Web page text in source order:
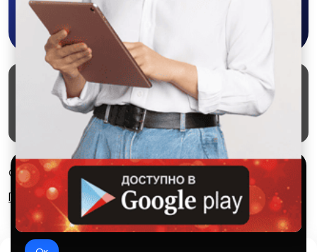
Скачать в Google Play
Маркеты Блог
О проекте
Служба поддержки
Удаление аккаунта
Партнерка
© 2026 SALEX МАРКЕТ
Правила сервиса
Конфиденциальность
Используем куки и рекомендательные
технологии
Это чтобы сайт работал лучше. Оставаясь с нами, вы
соглашаетесь на использование файлов куки.